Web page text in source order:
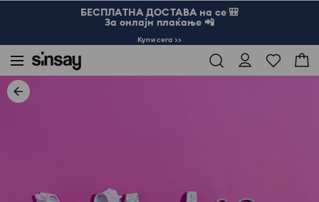
БЕСПЛАТНА ДОСТАВА на се 🎒
За онлајн плаќање 📲
Купи сега >>